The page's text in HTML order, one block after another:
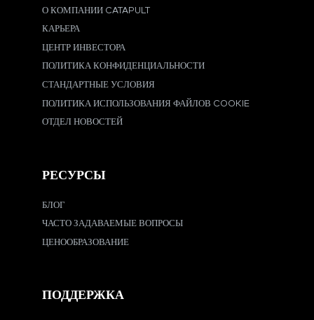
О КОМПАНИИ CATAPULT
КАРЬЕРА
ЦЕНТР ИНВЕСТОРА
ПОЛИТИКА КОНФИДЕНЦИАЛЬНОСТИ
СТАНДАРТНЫЕ УСЛОВИЯ
ПОЛИТИКА ИСПОЛЬЗОВАНИЯ ФАЙЛОВ COOKIE
ОТДЕЛ НОВОСТЕЙ
РЕСУРСЫ
БЛОГ
ЧАСТО ЗАДАВАЕМЫЕ ВОПРОСЫ
ЦЕНООБРАЗОВАНИЕ
ПОДДЕРЖКА